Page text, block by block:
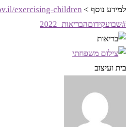
למידע נוסף > exercising-children
#שבועקידוםהבריאות_2022
בית ועיצוב